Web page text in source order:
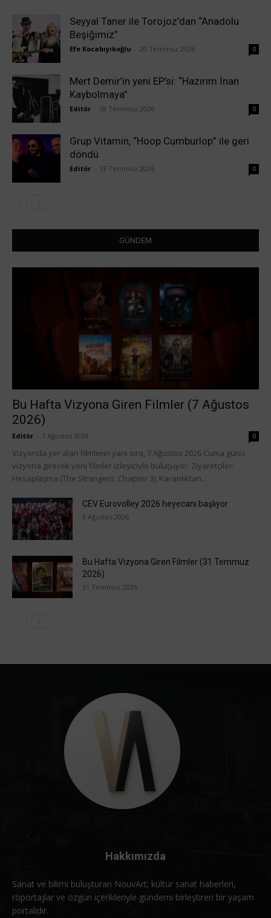
Seyyal Taner ile Torojoz’dan “Anadolu
Beşiğimiz”
Efe Kocabıyıkoğlu 20 Temmuz 2026 0
Mert Demir’in yeni EP’si: “Hazırım İnan
Kaybolmaya”
Editör 18 Temmuz 2026 0
Grup Vitamin, “Hoop Cumburlop” ile geri
döndü
Editör 13 Temmuz 2026 0
GÜNDEM
Bu Hafta Vizyona Giren Filmler (7 Ağustos
2026)
Editör 7 Ağustos 2026 0
Vizyonda yer alan filmlerin yanı sıra, 7 Ağustos 2026 Cuma günü
vizyona girecek yeni filmler izleyiciyle buluşuyor. Ziyaretçiler:
Hesaplaşma (The Strangers: Chapter 3), Karanlıktan...
CEV Eurovolley 2026 heyecanı başlıyor
3 Ağustos 2026
Bu Hafta Vizyona Giren Filmler (31 Temmuz
2026)
31 Temmuz 2026
Hakkımızda
Sanat ve bilimi buluşturan NouvArt; kültür sanat haberleri,
röportajlar ve özgün içerikleriyle gündemi birleştiren bir yaşam
portalıdır.